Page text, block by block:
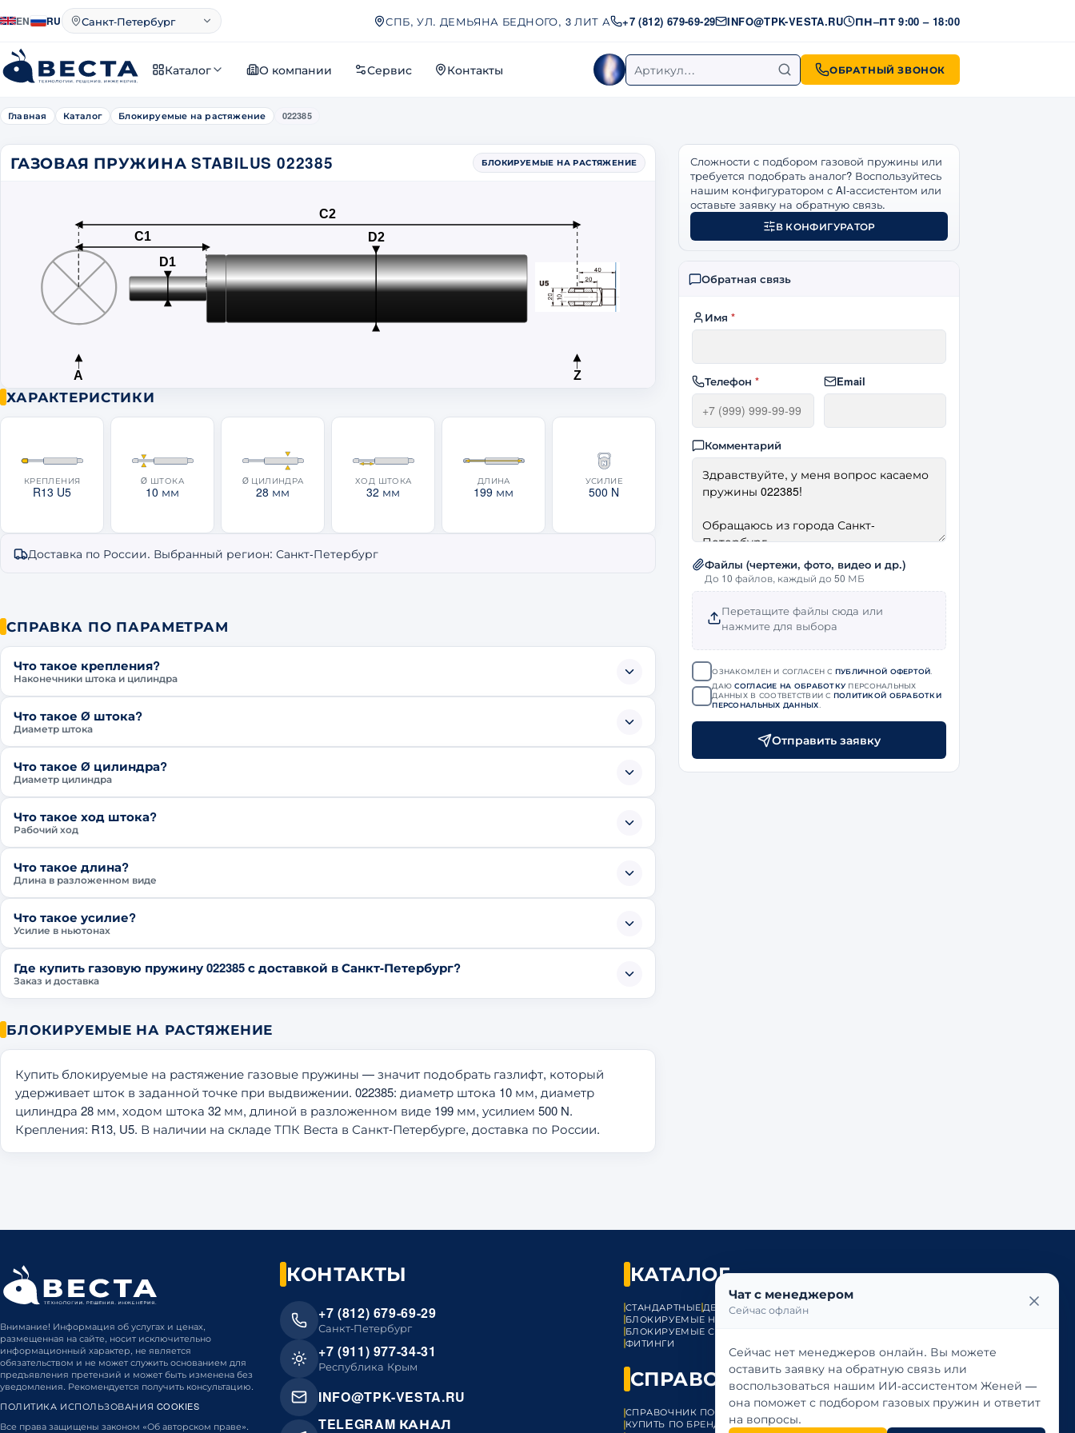
EN RU Санкт-Петербург
Город СПБ, УЛ. ДЕМЬЯНА БЕДНОГО, 3 ЛИТ А +7 (812) 679-69-29 INFO@TPK-VESTA.RU ПН–ПТ 9:00 – 18:00
Каталог О компании Сервис Контакты ЖеняПоиск по артикулу ОБРАТНЫЙ ЗВОНОК
Главная Каталог Блокируемые на растяжение 022385
ГАЗОВАЯ ПРУЖИНА STABILUS 022385 БЛОКИРУЕМЫЕ НА РАСТЯЖЕНИЕ
C2
C1
D1
D2
A Z
ХАРАКТЕРИСТИКИ
Технические характеристики газовой пружины
КРЕПЛЕНИЯ
R13 U5
Ø ШТОКА
10 мм
Ø ЦИЛИНДРА
28 мм
ХОД ШТОКА
32 мм
ДЛИНА
199 мм
УСИЛИЕ
500 N
Доставка по России. Выбранный регион: Санкт-Петербург
СПРАВКА ПО ПАРАМЕТРАМ
Что такое крепления?
Наконечники штока и цилиндра
Что такое Ø штока?
Диаметр штока
Что такое Ø цилиндра?
Диаметр цилиндра
Что такое ход штока?
Рабочий ход
Что такое длина?
Длина в разложенном виде
Что такое усилие?
Усилие в ньютонах
Где купить газовую пружину 022385 с доставкой в Санкт-Петербург?
Заказ и доставка
Сложности с подбором газовой пружины или
требуется подобрать аналог? Воспользуйтесь
нашим конфигуратором с AI-ассистентом или
оставьте заявку на обратную связь.
В КОНФИГУРАТОР
Обратная связь
Имя*
Телефон* Email
Комментарий
Файлы (чертежи, фото, видео и др.)
До 10 файлов, каждый до 50 МБ
Перетащите файлы сюда или
нажмите для выбора
ОЗНАКОМЛЕН И СОГЛАСЕН С ПУБЛИЧНОЙ ОФЕРТОЙ
ДАЮСОГЛАСИЕ НА ОБРАБОТКУ ПЕРСОНАЛЬНЫХ
ДАННЫХ В СООТВЕТСТВИИ С ПОЛИТИКОЙ ОБРАБОТКИ
ПЕРСОНАЛЬНЫХ ДАННЫХ.
Отправить заявку
БЛОКИРУЕМЫЕ НА РАСТЯЖЕНИЕ
Купить блокируемые на растяжение газовые пружины — значит подобрать газлифт, который
удерживает шток в заданной точке при выдвижении. 022385: диаметр штока 10 мм, диаметр
цилиндра 28 мм, ходом штока 32 мм, длиной в разложенном виде 199 мм, усилием 500 N.
Крепления: R13, U5. В наличии на складе ТПК Веста в Санкт-Петербурге, доставка по России.
Внимание! Информация об услугах и ценах,
размещенная на сайте, носит исключительно
информационный характер, не является
обязательством и не может служить основанием для
предъявления претензий и может быть изменена без
уведомления. Рекомендуется получить консультацию.
ПОЛИТИКА ИСПОЛЬЗОВАНИЯ COOKIES
Все права защищены законом «Об авторском праве».
КОНТАКТЫ
+7 (812) 679-69-29
Санкт-Петербург
+7 (911) 977-34-31
Республика Крым
INFO@TPK-VESTA.RU
TELEGRAM КАНАЛ
КАТАЛОГ
СТАНДАРТНЫЕДЕМПФЕРЫВТЯГИВАЮЩИЕ
БЛОКИРУЕМЫЕ НА СЖАТИЕ
БЛОКИРУЕМЫЕ НА РАСТЯЖЕНИЕ
БЛОКИРУЕМЫЕ С ЭЛАСТИЧНОЙ БЛОКИРОВКОЙ
ФИТИНГИ
СПРАВОЧНИК И БРЕНДЫ
СПРАВОЧНИК ПО ПРУЖИНАМ
ЛИНЕЙКИ STABILUS
КУПИТЬ ПО БРЕНДАМОБЛАСТИ ПРИМЕНЕНИЯ
Чат с менеджером
Сейчас офлайн
Сейчас нет менеджеров онлайн. Вы можете
оставить заявку на обратную связь или
воспользоваться нашим ИИ-ассистентом Женей —
она поможет с подбором газовых пружин и ответит
на вопросы.